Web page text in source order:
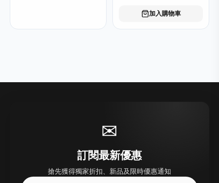
加入購物車
✉
訂閱最新優惠
搶先獲得獨家折扣、新品及限時優惠通知